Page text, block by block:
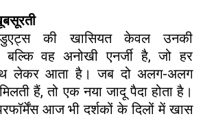
की खासियत केवल उनकी
बल्कि वह अनोखी एनर्जी है, जो हर
लेकर आता है। जब दो अलग-अलग
हैं, तो एक नया जादू पैदा होता है।
आज भी दर्शकों के दिलों में खास